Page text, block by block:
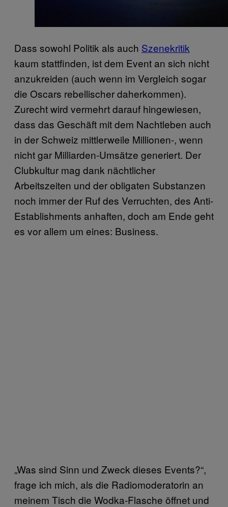
Dass sowohl Politik als auch Szenekritik
kaum stattfinden, ist dem Event an sich nicht
anzukreiden (auch wenn im Vergleich sogar
die Oscars rebellischer daherkommen).
Zurecht wird vermehrt darauf hingewiesen,
dass das Geschäft mit dem Nachtleben auch
in der Schweiz mittlerweile Millionen-, wenn
nicht gar Milliarden-Umsätze generiert. Der
Clubkultur mag dank nächtlicher
Arbeitszeiten und der obligaten Substanzen
noch immer der Ruf des Verruchten, des Anti-
Establishments anhaften, doch am Ende geht
es vor allem um eines: Business.
„Was sind Sinn und Zweck dieses Events?“,
frage ich mich, als die Radiomoderatorin an
meinem Tisch die Wodka-Flasche öffnet und